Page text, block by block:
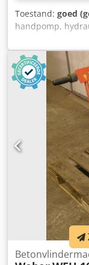
Toestand: goed
handpomp,
handpomp,
hydraulische
hefinstallatie -
cilinder -Pomp:
bar -Cilinder:
Dbkrs Aatja -
-Prijs: per set -